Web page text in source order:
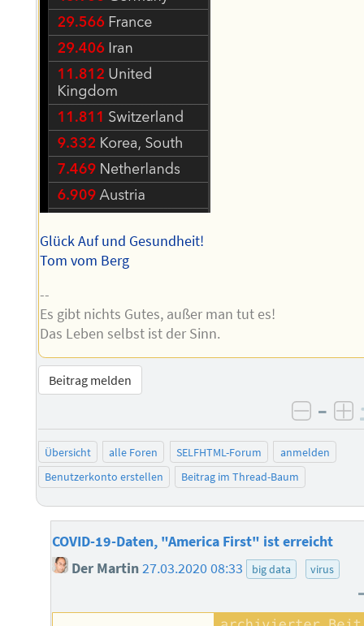
Glück Auf und Gesundheit!
Tom vom Berg
--
Es gibt nichts Gutes, außer man tut es!
Das Leben selbst ist der Sinn.
Beitrag melden
–
Übersicht alle Foren SELFHTML-Forum
anmelden
Benutzerkonto erstellen
Beitrag im Thread-Baum
COVID-19-Daten, "America First" ist erreicht
Der Martin27.03.2020 08:33 big data virus